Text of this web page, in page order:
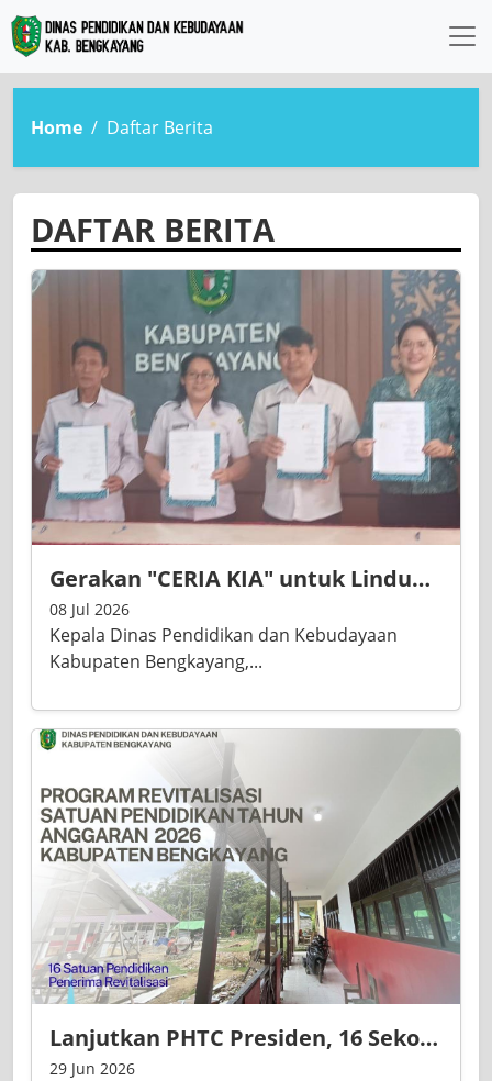
Home Daftar Berita
DAFTAR BERITA
Gerakan "CERIA KIA" untuk Lindungi Hak Anak
08 Jul 2026
Kepala Dinas Pendidikan dan Kebudayaan
Kabupaten Bengkayang,...
Lanjutkan PHTC Presiden, 16 Sekolah di Bengkayang Terima Revitalisasi Rp 14,5 Miliar pada 2026
29 Jun 2026